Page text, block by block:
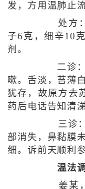
发，方用温肺止
处方：
子6克，细辛10
剂。
二诊：
嗽。舌淡，苔薄
犹存，故原方去
药后电话告知清
三诊：1
部消失，鼻黏膜
细。诉前天顺利
温法
姜某，